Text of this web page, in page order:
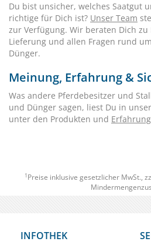
Du bist unsicher, welches Saatgut
richtige für Dich ist? Unser Team
zur Verfügung. Wir beraten Dich zu
Lieferung und allen Fragen rund
Dünger.
Meinung, Erfahrung &
Was andere Pferdebesitzer und
und Dünger sagen, liest Du in
unter den Produkten und
1 Preise inklusive gesetzlicher MwSt.,
INFOTHEK